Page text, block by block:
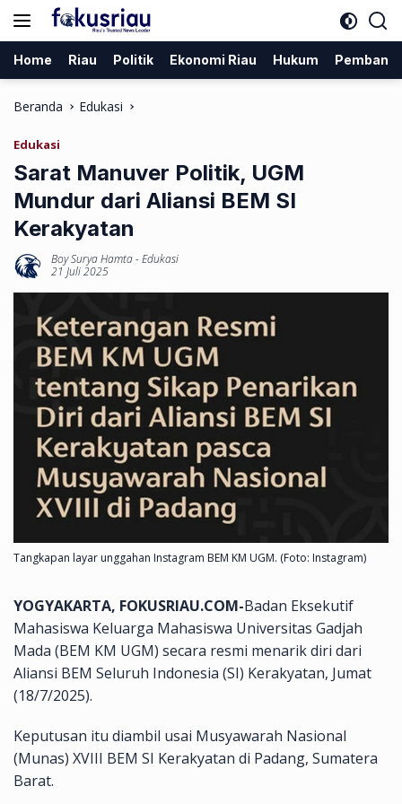
Langsung
Home Riau Politik Ekonomi Riau Hukum
Beranda Edukasi
Edukasi
Sarat Manuver Politik, UGM
Mundur dari Aliansi BEM SI
Kerakyatan
Boy Surya Hamta-Edukasi
21 Juli 2025
Tangkapan layar unggahan Instagram BEM KM UGM. (Foto: Instagram)
YOGYAKARTA, FOKUSRIAU.COM-Badan Eksekutif
Mahasiswa Keluarga Mahasiswa Universitas Gadjah
Mada (BEM KM UGM) secara resmi menarik diri dari
Aliansi BEM Seluruh Indonesia (SI) Kerakyatan, Jumat
(18/7/2025).
Keputusan itu diambil usai Musyawarah Nasional
(Munas) XVIII BEM SI Kerakyatan di Padang, Sumatera
Barat.